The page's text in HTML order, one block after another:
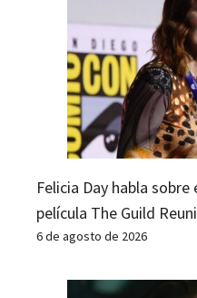
Felicia Day habla
película The Guild
6 de agosto de 2026